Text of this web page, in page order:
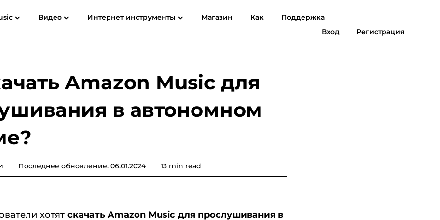
Конвертер музыки YouTube
Звуковой конвертер
Музыкальный конвертер
SoundCloud
Видео Интернет инструменты
MP3
Магазин Как
Поддержка
Вход
Регистрация
пользователяЧасто задаваемые вопросы (FAQ)Отзывы Бесплатная загрузка
Amazon Music для
в автономном
Последнее обновление: 06.01.2024 13 min read
хотят скачать Amazon Music для прослушивания в